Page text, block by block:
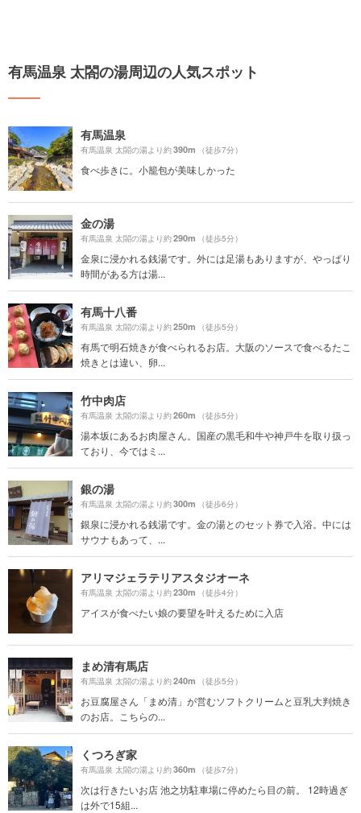
有馬温泉 太閤の湯周辺の人気スポット
有馬温泉
有馬温泉 太閤の湯より約390m （徒歩7分）
食べ歩きに。小籠包が美味しかった
金の湯
有馬温泉 太閤の湯より約290m （徒歩5分）
金泉に浸かれる銭湯です。外には足湯もありますが、やっぱり
時間がある方は湯...
有馬十八番
有馬温泉 太閤の湯より約250m （徒歩5分）
有馬で明石焼きが食べられるお店。大阪のソースで食べるたこ
焼きとは違い、卵...
竹中肉店
有馬温泉 太閤の湯より約260m （徒歩5分）
湯本坂にあるお肉屋さん。国産の黒毛和牛や神戸牛を取り扱っ
ており、今ではミ...
銀の湯
有馬温泉 太閤の湯より約300m （徒歩6分）
銀泉に浸かれる銭湯です。金の湯とのセット券で入浴。中には
サウナもあって、...
アリマジェラテリアスタジオーネ
有馬温泉 太閤の湯より約230m （徒歩4分）
アイスが食べたい娘の要望を叶えるために入店
まめ清有馬店
有馬温泉 太閤の湯より約240m （徒歩5分）
お豆腐屋さん「まめ清」が営むソフトクリームと豆乳大判焼き
のお店。こちらの...
くつろぎ家
有馬温泉 太閤の湯より約360m （徒歩7分）
次は行きたいお店 池之坊駐車場に停めたら目の前。 12時過ぎ
は外で15組...